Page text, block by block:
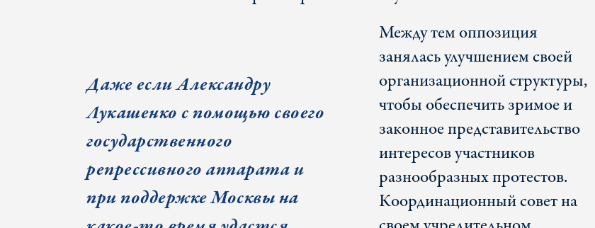
Даже если Александру
Лукашенко с помощью своего
государственного
репрессивного аппарата и
при поддержке Москвы на
Между тем оппозиция
занялась улучшением своей
организационной структуры,
чтобы обеспечить зримое и
законное представительство
интересов участников
разнообразных протестов.
Координационный совет на